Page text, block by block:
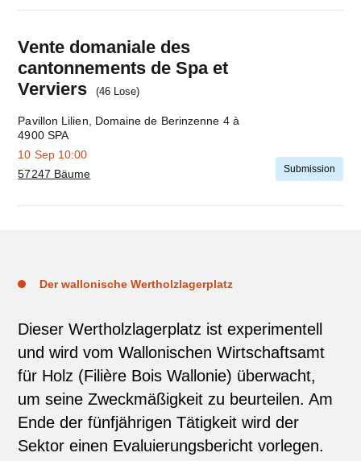
Vente domaniale des
cantonnements de Spa et
Verviers
(46 Lose)
10 Sep 10:00
Pavillon Lilien, Domaine de Berinzenne 4 à
4900 SPA
57247 Bäume Submission
Der wallonische Wertholzlagerplatz
Dieser Wertholzlagerplatz ist experimentell
und wird vom Wallonischen Wirtschaftsamt
für Holz (Filière Bois Wallonie) überwacht,
um seine Zweckmäßigkeit zu beurteilen. Am
Ende der fünfjährigen Tätigkeit wird der
Sektor einen Evaluierungsbericht vorlegen.